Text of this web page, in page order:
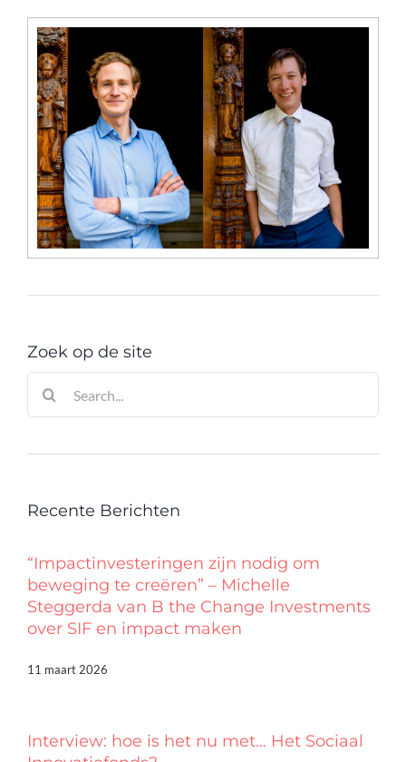
Zoek op de site
Zoeken
naar:
Recente Berichten
“Impactinvesteringen zijn nodig om
beweging te creëren” – Michelle
Steggerda van B the Change Investments
over SIF en impact maken
11 maart 2026
Interview: hoe is het nu met… Het Sociaal